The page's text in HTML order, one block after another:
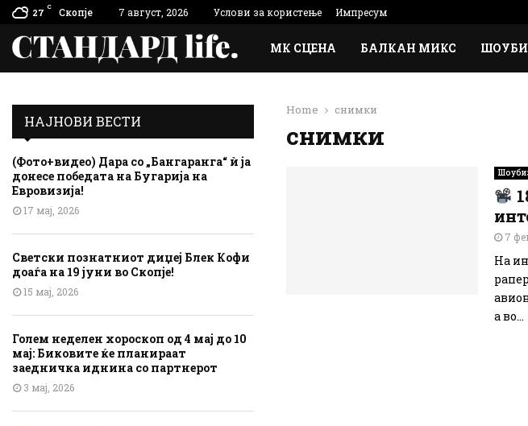
27 C Скопје 7 август, 2026 Услови за користење Импресум
МК СЦЕНА БАЛКАН МИКС
Home снимки
снимки
7
На
а во...
НАЈНОВИ ВЕСТИ
(Фото+видео) Дара со „Бангаранга“ ѝ ја
донесе победата на Бугарија на
Евровизија!
17 мај, 2026
Светски познатниот диџеј Блек Кофи
доаѓа на 19 јуни во Скопје!
15 мај, 2026
Голем неделен хороскоп од 4 мај до 10
мај: Биковите ќе планираат
заедничка иднина со партнерот
3 мај, 2026